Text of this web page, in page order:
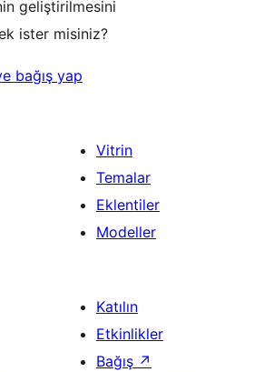
geliştirilmesini
ister misiniz?
bağış yap
Vitrin
Temalar
Eklentiler
Modeller
Katılın
Etkinlikler
Bağış ↗